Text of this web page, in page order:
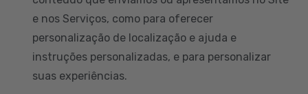
e nos Serviços, como para oferecer
personalização de localização e ajuda e
instruções personalizadas, e para personalizar
suas experiências.